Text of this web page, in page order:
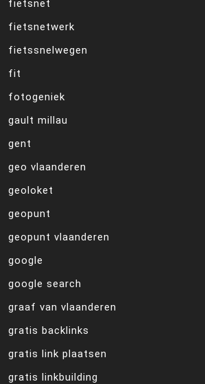
fietsnet
fietsnetwerk
fietssnelwegen
fit
fotogeniek
gault millau
gent
geo vlaanderen
geoloket
geopunt
geopunt vlaanderen
google
google search
graaf van vlaanderen
gratis backlinks
gratis link plaatsen
gratis linkbuilding